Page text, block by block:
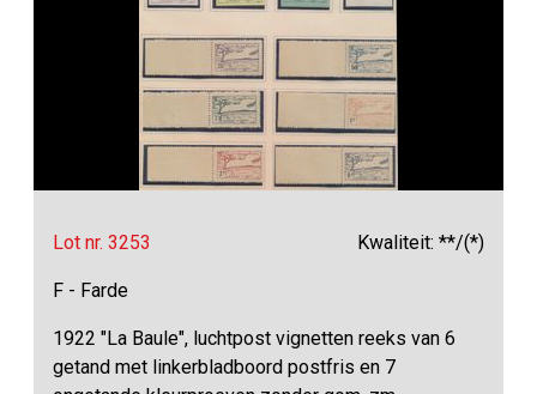
Lot nr. 3253 Kwaliteit: **/(*)
F - Farde
1922 "La Baule", luchtpost vignetten reeks van 6
getand met linkerbladboord postfris en 7